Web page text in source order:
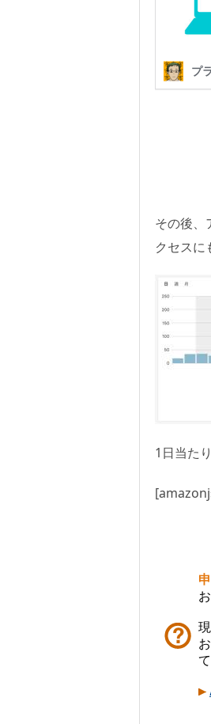
その後、
クセスに
1日当た